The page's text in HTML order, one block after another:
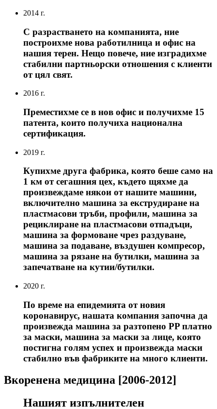
2014 г.
С разрастването на компанията, ние
построихме нова работилница и офис на
нашия терен. Нещо повече, ние изградихме
стабилни партньорски отношения с клиенти
от цял ​​свят.
2016 г.
Преместихме се в нов офис и получихме 15
патента, които получиха национална
сертификация.
2019 г.
Купихме друга фабрика, която беше само на
1 км от сегашния цех, където щяхме да
произвеждаме някои от нашите машини,
включително машина за екструдиране на
пластмасови тръби, профили, машина за
рециклиране на пластмасови отпадъци,
машина за формоване чрез раздуване,
машина за подаване, въздушен компресор,
машина за рязане на бутилки, машина за
запечатване на кутии/бутилки.
2020 г.
По време на епидемията от новия
коронавирус, нашата компания започна да
произвежда машина за разтопено PP платно
за маски, машина за маски за лице, която
постигна голям успех и произвежда маски
стабилно във фабриките на много клиенти.
Вкоренена медицина [2006-2012]
Нашият изпълнителен